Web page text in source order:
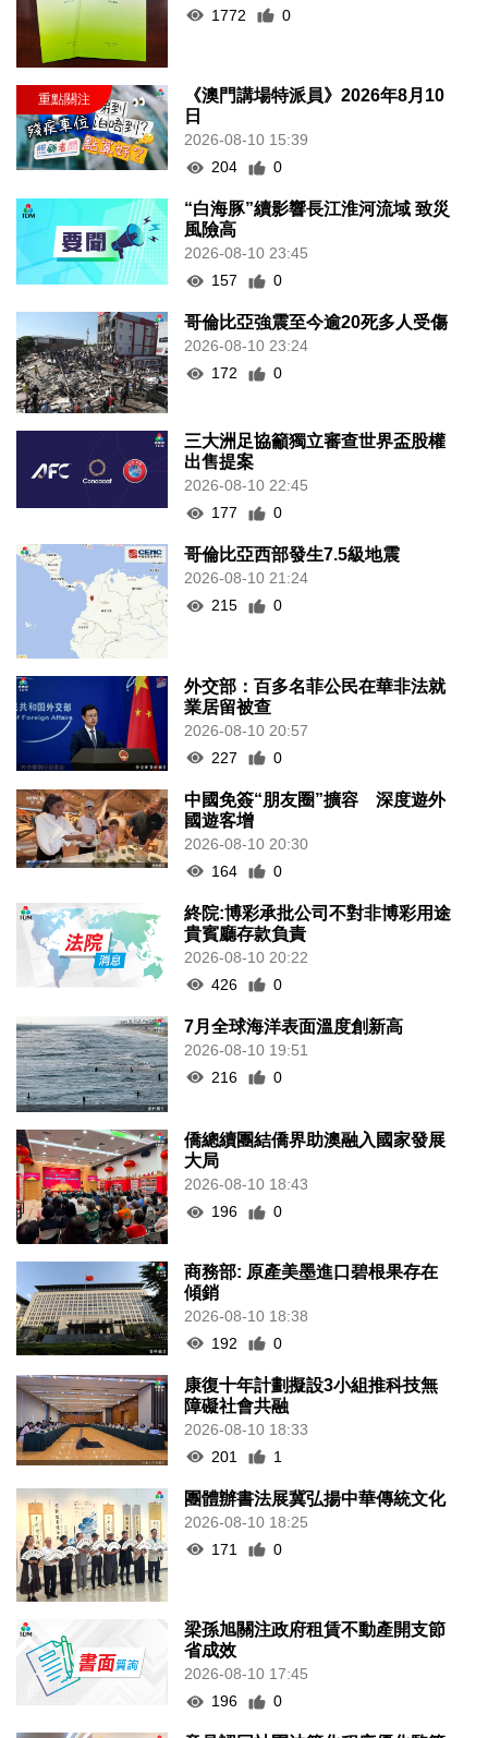
1772
0
《澳門講場特派員》2026年8月10
日
2026-08-10 15:39
204
0
“白海豚”續影響長江淮河流域 致災
風險高
2026-08-10 23:45
157
0
哥倫比亞強震至今逾20死多人受傷
2026-08-10 23:24
172
0
三大洲足協籲獨立審查世界盃股權
出售提案
2026-08-10 22:45
177
0
哥倫比亞西部發生7.5級地震
2026-08-10 21:24
215
0
外交部：百多名菲公民在華非法就
業居留被查
2026-08-10 20:57
227
0
中國免簽“朋友圈”擴容 深度遊外
國遊客增
2026-08-10 20:30
164
0
終院:博彩承批公司不對非博彩用途
貴賓廳存款負責
2026-08-10 20:22
426
0
7月全球海洋表面溫度創新高
2026-08-10 19:51
216
0
僑總續團結僑界助澳融入國家發展
大局
2026-08-10 18:43
196
0
商務部: 原產美墨進口碧根果存在
傾銷
2026-08-10 18:38
192
0
康復十年計劃擬設3小組推科技無
障礙社會共融
2026-08-10 18:33
201
1
團體辦書法展冀弘揚中華傳統文化
2026-08-10 18:25
171
0
梁孫旭關注政府租賃不動產開支節
省成效
2026-08-10 17:45
196
0